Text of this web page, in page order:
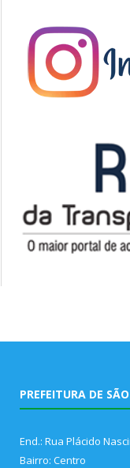
PREFEITURA DE
End.: Rua Plácido
Bairro: Centro